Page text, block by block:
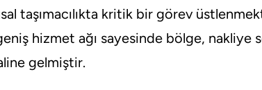
taşımacılıkta kritik bir görev
hizmet ağı sayesinde bölge, nakliye
gelmiştir.